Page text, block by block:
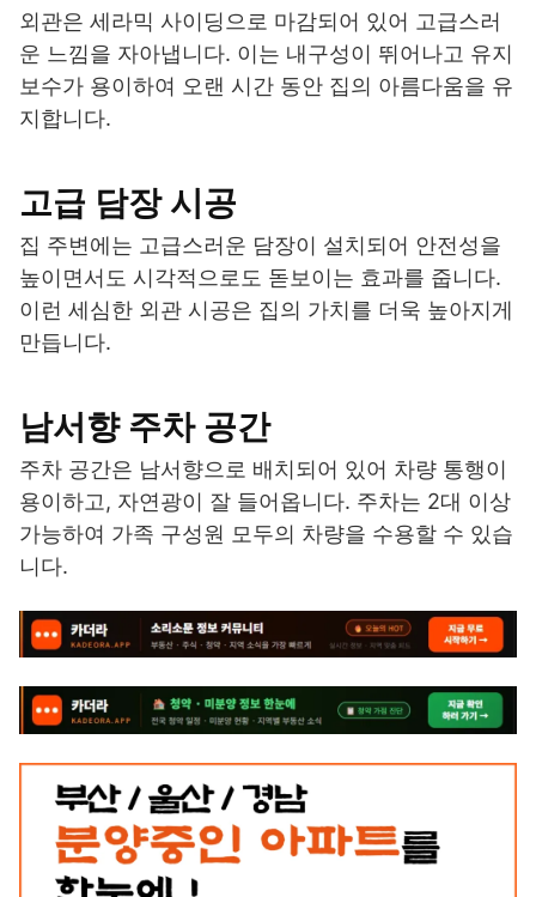
외관은 세라믹 사이딩으로 마감되어 있어 고급스러
운 느낌을 자아냅니다. 이는 내구성이 뛰어나고 유지
보수가 용이하여 오랜 시간 동안 집의 아름다움을 유
지합니다.
고급 담장 시공
집 주변에는 고급스러운 담장이 설치되어 안전성을
높이면서도 시각적으로도 돋보이는 효과를 줍니다.
이런 세심한 외관 시공은 집의 가치를 더욱 높아지게
만듭니다.
남서향 주차 공간
주차 공간은 남서향으로 배치되어 있어 차량 통행이
용이하고, 자연광이 잘 들어옵니다. 주차는 2대 이상
가능하여 가족 구성원 모두의 차량을 수용할 수 있습
니다.